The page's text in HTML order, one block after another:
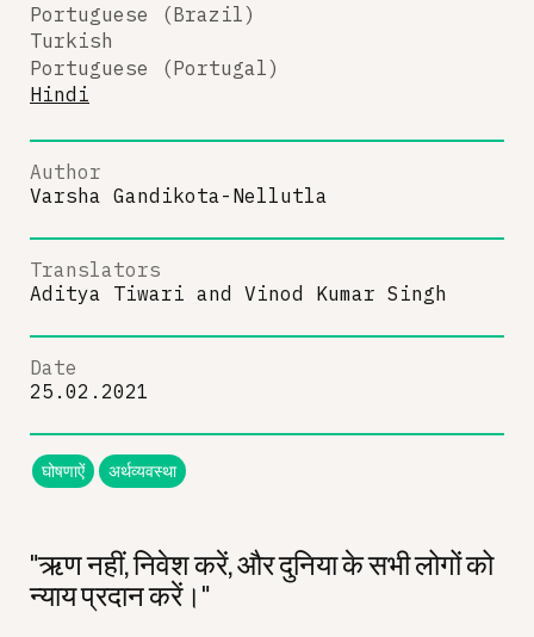
"ऋण नहीं, निवेश करें, और दुनिया के सभी लोगों को
न्याय प्रदान करें।"
Portuguese (Brazil)
Turkish
Portuguese (Portugal)
Hindi
Author
Varsha Gandikota-Nellutla
Translators
Aditya Tiwari and Vinod Kumar Singh
Date
25.02.2021
घोषणाऐं अर्थव्यवस्था